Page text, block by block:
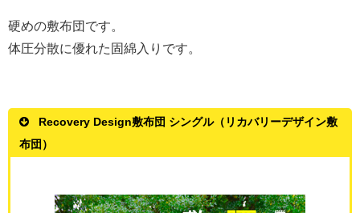
硬めの敷布団です。
体圧分散に優れた固綿入りです。
Recovery Design敷布団 シングル（リカバリーデザイン敷
布団）